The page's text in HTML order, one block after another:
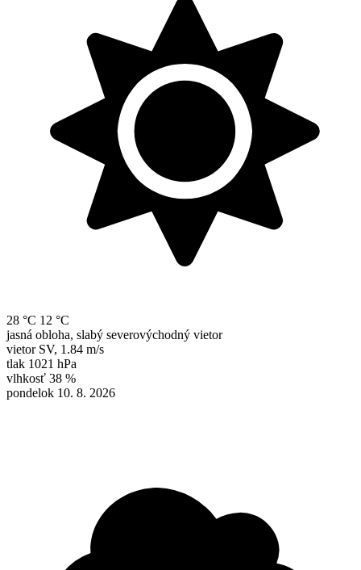
28 °C 12 °C
jasná obloha, slabý severovýchodný vietor
vietor SV, 1.84 m/s
tlak 1021 hPa
vlhkosť 38 %
pondelok 10. 8. 2026